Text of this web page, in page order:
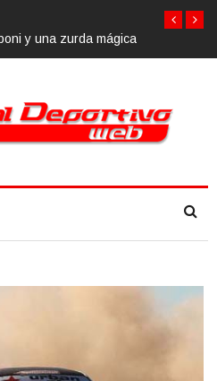
Race 2018, 10 de noviembre